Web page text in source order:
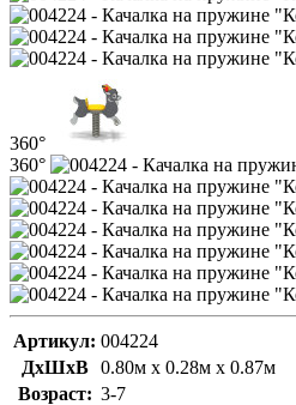
360°
360°
Артикул: 004224
ДxШxВ
0.80м x 0.28м x 0.87м
Возраст: 3-7